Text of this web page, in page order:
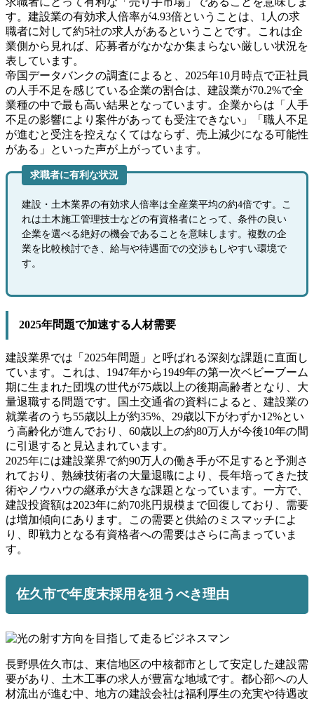
す。建設業の有効求人倍率が4.93倍ということは、1人の求
職者に対して約5社の求人があるということです。これは企
業側から見れば、応募者がなかなか集まらない厳しい状況を
表しています。
帝国データバンクの調査によると、2025年10月時点で正社員
の人手不足を感じている企業の割合は、建設業が70.2%で全
業種の中で最も高い結果となっています。企業からは「人手
不足の影響により案件があっても受注できない」「職人不足
が進むと受注を控えなくてはならず、売上減少になる可能性
がある」といった声が上がっています。
求職者に有利な状況
建設・土木業界の有効求人倍率は全産業平均の約4倍です。こ
れは土木施工管理技士などの有資格者にとって、条件の良い
企業を選べる絶好の機会であることを意味します。複数の企
業を比較検討でき、給与や待遇面での交渉もしやすい環境で
す。
2025年問題で加速する人材需要
建設業界では「2025年問題」と呼ばれる深刻な課題に直面し
ています。これは、1947年から1949年の第一次ベビーブーム
期に生まれた団塊の世代が75歳以上の後期高齢者となり、大
量退職する問題です。国土交通省の資料によると、建設業の
就業者のうち55歳以上が約35%、29歳以下がわずか12%とい
う高齢化が進んでおり、60歳以上の約80万人が今後10年の間
に引退すると見込まれています。
2025年には建設業界で約90万人の働き手が不足すると予測さ
れており、熟練技術者の大量退職により、長年培ってきた技
術やノウハウの継承が大きな課題となっています。一方で、
建設投資額は2023年に約70兆円規模まで回復しており、需要
は増加傾向にあります。この需要と供給のミスマッチによ
り、即戦力となる有資格者への需要はさらに高まっていま
す。
佐久市で年度末採用を狙うべき理由
長野県佐久市は、東信地区の中核都市として安定した建設需
要があり、土木工事の求人が豊富な地域です。都心部への人
材流出が進む中、地方の建設会社は福利厚生の充実や待遇改